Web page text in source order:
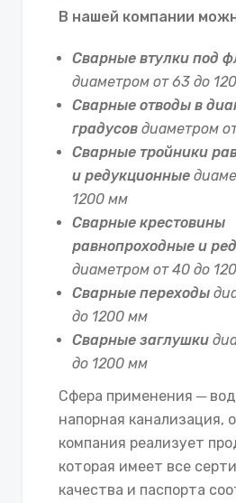
В нашей компании
Сварные втулки под
диаметром от 63 до
Сварные отводы в
градусов диаметром
Сварные тройники
и редукционные
1200 мм
Сварные крестовины
равнопроходные и
диаметром от 40 до
Сварные переходы
до 1200 мм
Сварные заглушки
до 1200 мм
Сфера применения ─
напорная канализация,
компания реализует
которая имеет все
качества и паспорта